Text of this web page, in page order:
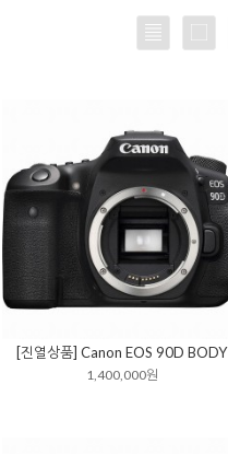
[진열상품] Canon EOS 90D BODY
1,400,000원